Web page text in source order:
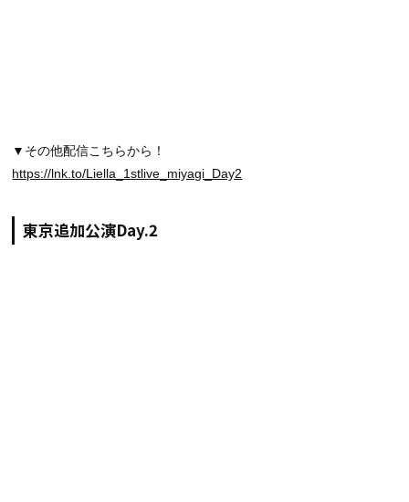
▼その他配信こちらから！
https://lnk.to/Liella_1stlive_miyagi_Day2
東京追加公演Day.2